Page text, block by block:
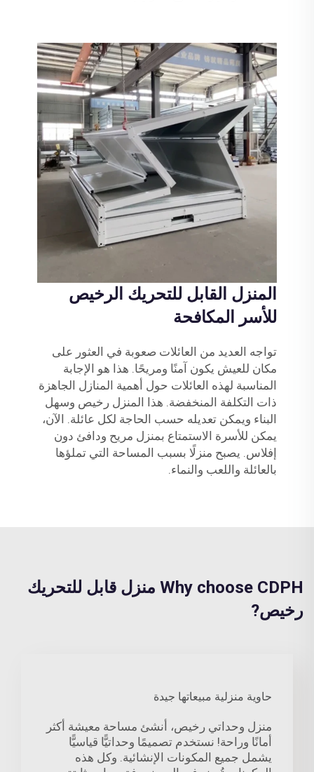
المنزل القابل للتحريك الرخيص
للأسر المكافحة
تواجه العديد من العائلات صعوبة في العثور على
مكان للعيش يكون آمنًا ومريحًا. هذا هو الإجابة
المناسبة لهذه العائلات حول أهمية المنازل الجاهزة
ذات التكلفة المنخفضة. هذا المنزل رخيص وسهل
البناء ويمكن تعديله حسب الحاجة لكل عائلة. الآن،
يمكن للأسرة الاستمتاع بمنزل مريح ودافئ دون
إفلاس. يصبح منزلًا بسبب المساحة التي تملؤها
بالعائلة واللعب والنماء.
Why choose CDPH منزل قابل للتحريك
رخيص?
حاوية منزلية مبيعاتها جيدة
منزل وحداتي رخيص، أنشئ مساحة معيشة أكثر
أمانًا وراحة! نستخدم تصميمًا وحداتيًّا قياسيًّا
يشمل جميع المكونات الإنشائية. وكل هذه